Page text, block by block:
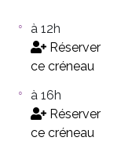
à 12h
Réserver
ce créneau
à 16h
Réserver
ce créneau